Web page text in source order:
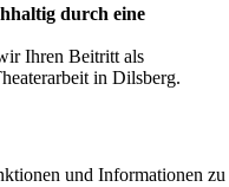
durch eine
Ihren Beitritt als
in Dilsberg.
und Informationen zu